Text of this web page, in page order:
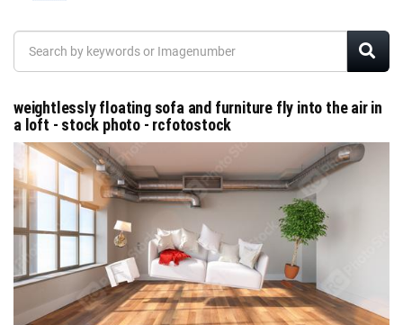
weightlessly floating sofa and furniture fly into the air in
a loft - stock photo - rcfotostock